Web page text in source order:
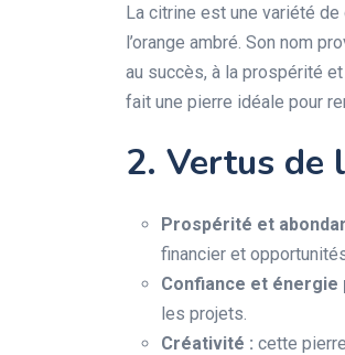
La citrine est une variété
l’orange ambré. Son nom
au succès, à la prospérité
fait une pierre idéale pour
2. Vertus de
Prospérité et
financier et
Confiance et énergie
les projets.
Créativité : cette